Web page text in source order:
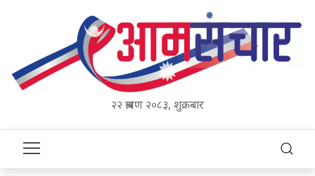
२२ श्रावण २०८३, शुक्रबार